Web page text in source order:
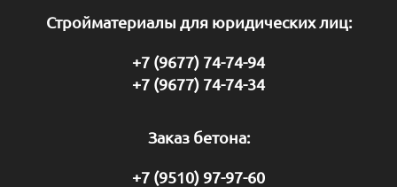
Стройматериалы для юридических лиц:
+7 (9677) 74-74-94
+7 (9677) 74-74-34
Заказ бетона:
+7 (9510) 97-97-60